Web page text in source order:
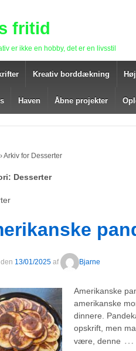
fritid
er ikke en hobby, det er en livsstil
Kreativ borddækning
Haven Åbne projekter
›Arkiv for Desserter
Desserter
13/01/2025 af Bjarne
Amerikanske
amerikanske
dinnere.
opskrift, men
være, denne …